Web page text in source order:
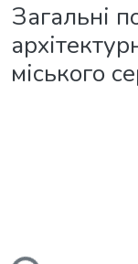
Загальні
міського